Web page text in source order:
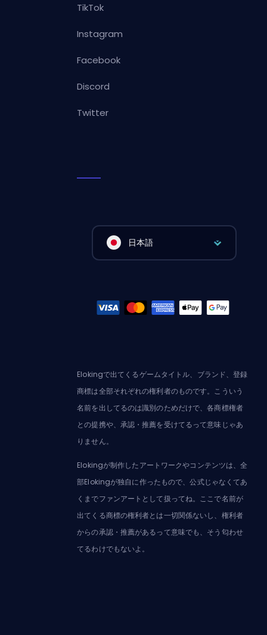
TikTok
Instagram
Facebook
Discord
Twitter
日本語
Elokingで出てくるゲームタイトル、ブランド、登録
商標は全部それぞれの権利者のものです。こういう
名前を出してるのは識別のためだけで、各商標権者
との提携や、承認・推薦を受けてるって意味じゃあ
りません。
Elokingが制作したアートワークやコンテンツは、全
部Elokingが独自に作ったもので、公式じゃなくてあ
くまでファンアートとして扱ってね。ここで名前が
出てくる商標の権利者とは一切関係ないし、権利者
からの承認・推薦があるって意味でも、そう匂わせ
てるわけでもないよ。